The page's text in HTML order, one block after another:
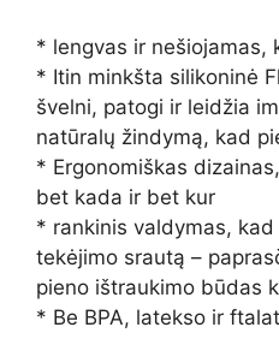
* lengvas ir nešiojamas,
* Itin minkšta silikoninė
švelni, patogi ir leidžia
natūralų žindymą, kad
* Ergonomiškas
bet kada ir bet kur
* rankinis valdymas,
tekėjimo srautą –
pieno ištraukimo būdas
* Be BPA, latekso ir